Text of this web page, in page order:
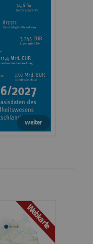
weiter
Webkarte